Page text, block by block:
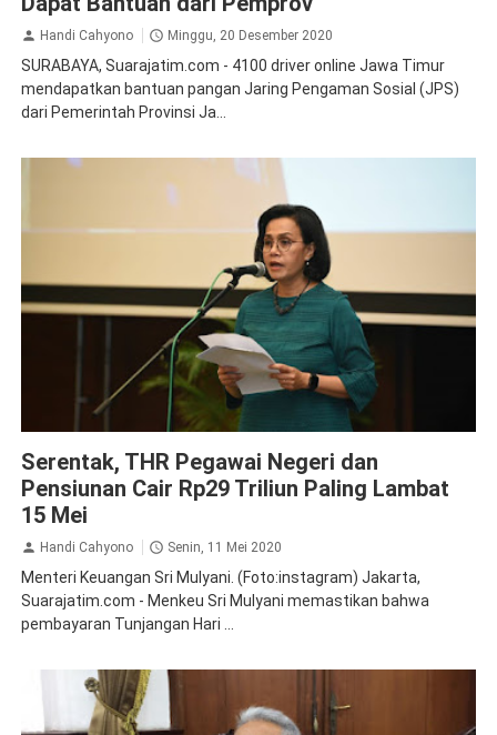
Handi Cahyono Minggu, 20 Desember 2020
SURABAYA, Suarajatim.com - 4100 driver online Jawa Timur
mendapatkan bantuan pangan Jaring Pengaman Sosial (JPS)
dari Pemerintah Provinsi Ja...
Serentak, THR Pegawai Negeri dan
Pensiunan Cair Rp29 Triliun Paling Lambat
15 Mei
Handi Cahyono Senin, 11 Mei 2020
Menteri Keuangan Sri Mulyani. (Foto:instagram) Jakarta,
Suarajatim.com - Menkeu Sri Mulyani memastikan bahwa
pembayaran Tunjangan Hari ...